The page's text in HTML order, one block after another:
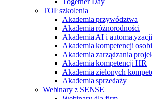
Together Day
TOP szkolenia
Akademia przywództwa
Akademia różnorodności
Akademia AI i automatyzacji
Akademia kompetencji
Akademia zarządzania
Akademia kompetencji HR
Akademia zielonych
Akademia sprzedaży
Webinary z SENSE